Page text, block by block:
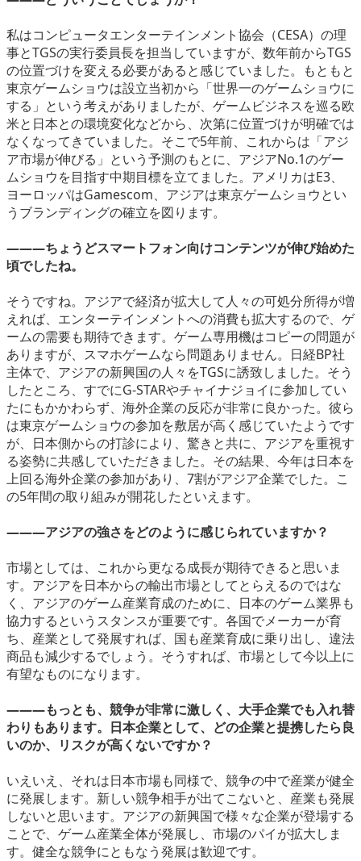
私はコンピュータエンターテインメント協会（CESA）の理
事とTGSの実行委員長を担当していますが、数年前からTGS
の位置づけを変える必要があると感じていました。もともと
東京ゲームショウは設立当初から「世界一のゲームショウに
する」という考えがありましたが、ゲームビジネスを巡る欧
米と日本との環境変化などから、次第に位置づけが明確では
なくなってきていました。そこで5年前、これからは「アジ
ア市場が伸びる」という予測のもとに、アジアNo.1のゲー
ムショウを目指す中期目標を立てました。アメリカはE3、
ヨーロッパはGamescom、アジアは東京ゲームショウとい
うブランディングの確立を図ります。
―――ちょうどスマートフォン向けコンテンツが伸び始めた
頃でしたね。
そうですね。アジアで経済が拡大して人々の可処分所得が増
えれば、エンターテインメントへの消費も拡大するので、ゲ
ームの需要も期待できます。ゲーム専用機はコピーの問題が
ありますが、スマホゲームなら問題ありません。日経BP社
主体で、アジアの新興国の人々をTGSに誘致しました。そう
したところ、すでにG-STARやチャイナジョイに参加してい
たにもかかわらず、海外企業の反応が非常に良かった。彼ら
は東京ゲームショウの参加を敷居が高く感じていたようです
が、日本側からの打診により、驚きと共に、アジアを重視す
る姿勢に共感していただきました。その結果、今年は日本を
上回る海外企業の参加があり、7割がアジア企業でした。こ
の5年間の取り組みが開花したといえます。
―――アジアの強さをどのように感じられていますか？
市場としては、これから更なる成長が期待できると思いま
す。アジアを日本からの輸出市場としてとらえるのではな
く、アジアのゲーム産業育成のために、日本のゲーム業界も
協力するというスタンスが重要です。各国でメーカーが育
ち、産業として発展すれば、国も産業育成に乗り出し、違法
商品も減少するでしょう。そうすれば、市場として今以上に
有望なものになります。
―――もっとも、競争が非常に激しく、大手企業でも入れ替
わりもあります。日本企業として、どの企業と提携したら良
いのか、リスクが高くないですか？
いえいえ、それは日本市場も同様で、競争の中で産業が健全
に発展します。新しい競争相手が出てこないと、産業も発展
しないと思います。アジアの新興国で様々な企業が登場する
ことで、ゲーム産業全体が発展し、市場のパイが拡大しま
す。健全な競争にともなう発展は歓迎です。